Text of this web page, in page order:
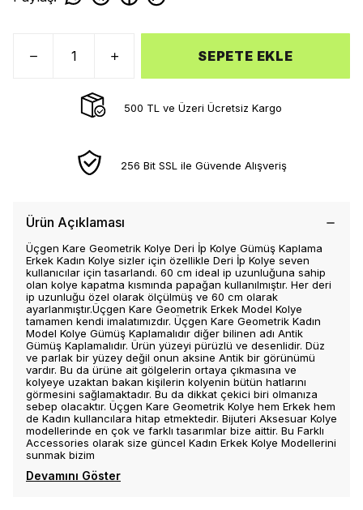
SEPETE EKLE
500 TL ve Üzeri Ücretsiz Kargo
256 Bit SSL ile Güvende Alışveriş
Ürün Açıklaması
Üçgen Kare Geometrik Kolye Deri İp Kolye Gümüş Kaplama
Erkek Kadın Kolye sizler için özellikle Deri İp Kolye seven
kullanıcılar için tasarlandı. 60 cm ideal ip uzunluğuna sahip
olan kolye kapatma kısmında papağan kullanılmıştır. Her deri
ip uzunluğu özel olarak ölçülmüş ve 60 cm olarak
ayarlanmıştır.Üçgen Kare Geometrik Erkek Model Kolye
tamamen kendi imalatımızdır. Üçgen Kare Geometrik Kadın
Model Kolye Gümüş Kaplamalıdır diğer bilinen adı Antik
Gümüş Kaplamalıdır. Ürün yüzeyi pürüzlü ve desenlidir. Düz
ve parlak bir yüzey değil onun aksine Antik bir görünümü
vardır. Bu da ürüne ait gölgelerin ortaya çıkmasına ve
kolyeye uzaktan bakan kişilerin kolyenin bütün hatlarını
görmesini sağlamaktadır. Bu da dikkat çekici biri olmanıza
sebep olacaktır. Üçgen Kare Geometrik Kolye hem Erkek hem
de Kadın kullancılara hitap etmektedir. Bijuteri Aksesuar Kolye
modellerinde en çok ve farklı tasarımlar bize aittir. Bu Farklı
Accessories olarak size güncel Kadın Erkek Kolye Modellerini
sunmak bizim
Devamını Göster